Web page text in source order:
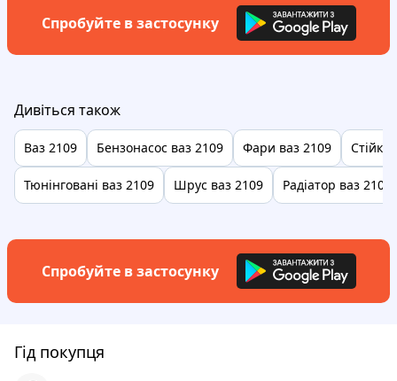
Спробуйте в застосунку
Дивіться також
Ваз 2109 Бензонасос ваз 2109 Фари ваз 2109 Стійки
Тюнінговані ваз 2109 Шрус ваз 2109 Радіатор ваз 2109
Спробуйте в застосунку
Гід покупця